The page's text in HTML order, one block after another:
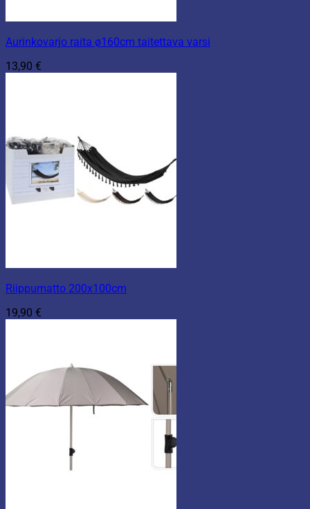
Aurinkovarjo raita ø160cm taitettava varsi
13,90 €
Riippumatto 200x100cm
19,90 €